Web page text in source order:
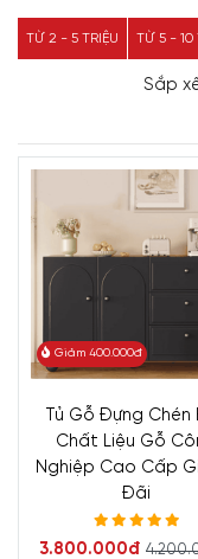
TỪ 2 - 5 TRIỆU TỪ 5 - 10
Sắp
Giảm 400.000đ
Tủ Gỗ Đựng Chén
Chất Liệu Gỗ
Nghiệp Cao Cấp
Đãi
3.800.000đ